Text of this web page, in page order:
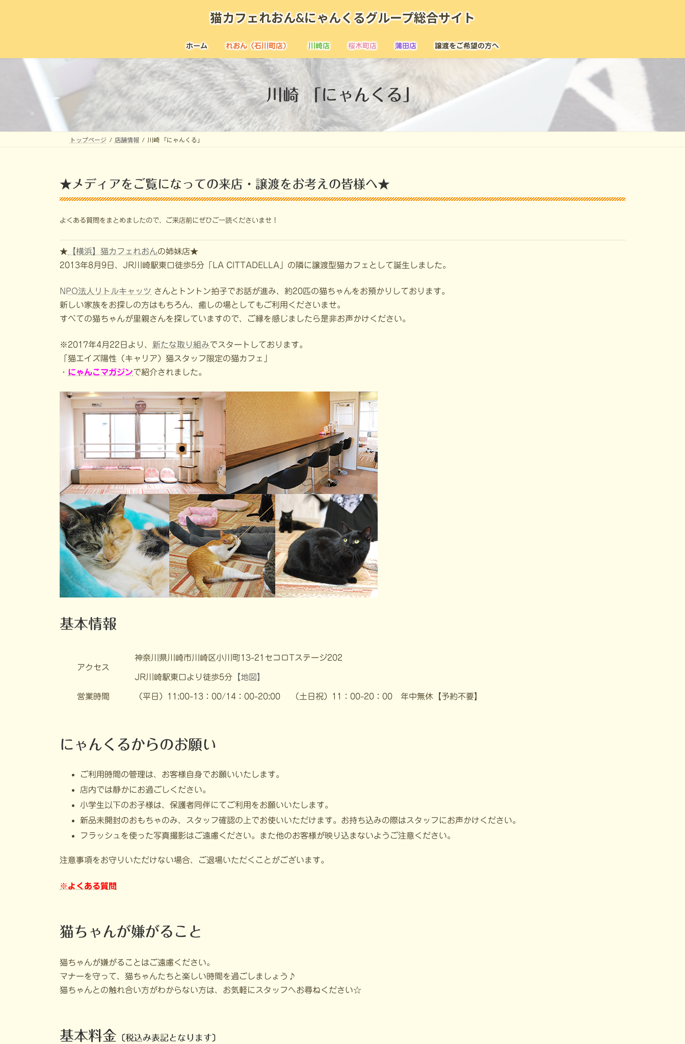
猫カフェれおん&にゃんくるグループ総合サイト
ホーム れおん（石川町店） 川崎店 桜木町店 蒲田店 譲渡をご希望の方へ
川崎 「にゃんくる」
トップページ 店舗情報 川崎 「にゃんくる」
★メディアをご覧になっての来店・譲渡をお考えの皆様へ★
よくある質問をまとめましたので、ご来店前にぜひご一読くださいませ！
★ 【横浜】猫カフェれおんの姉妹店★
2013年8月9日、JR川崎駅東口徒歩5分「LA CITTADELLA」の隣に譲渡型猫カフェとして誕生しました。
NPO法人リトルキャッツ さんとトントン拍子でお話が進み、約20匹の猫ちゃんをお預かりしております。
新しい家族をお探しの方はもちろん、癒しの場としてもご利用くださいませ。
すべての猫ちゃんが里親さんを探していますので、ご縁を感じましたら是非お声かけください。
※2017年4月22日より、 新たな取り組みでスタートしております。
「猫エイズ陽性（キャリア）猫スタッフ限定の猫カフェ」
・ にゃんこマガジンで紹介されました。
基本情報
アクセス
神奈川県川崎市川崎区小川町13-21セコロTステージ202
JR川崎駅東口より徒歩5分 【地図】
営業時間 （平日）11:00-13：00/14：00-20:00 （土日祝）11：00-20：00 年中無休【予約不要】
にゃんくるからのお願い
ご利用時間の管理は、お客様自身でお願いいたします。
店内では静かにお過ごしください。
小学生以下のお子様は、保護者同伴にてご利用をお願いいたします。
新品未開封のおもちゃのみ、スタッフ確認の上でお使いいただけます。お持ち込みの際はスタッフにお声かけください。
フラッシュを使った写真撮影はご遠慮ください。また他のお客様が映り込まないようご注意ください。
注意事項をお守りいただけない場合、ご退場いただくことがございます。
※よくある質問
猫ちゃんが嫌がること
猫ちゃんが嫌がることはご遠慮ください。
マナーを守って、猫ちゃんたちと楽しい時間を過ごしましょう♪
猫ちゃんとの触れ合い方がわからない方は、お気軽にスタッフへお尋ねください☆
基本料金 〔税込み表記となります〕